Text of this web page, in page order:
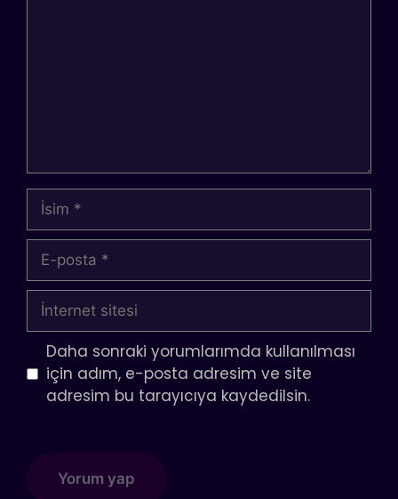
İsim
posta
İnternet
sitesi
Daha sonraki yorumlarımda kullanılması
için adım, e-posta adresim ve site
adresim bu tarayıcıya kaydedilsin.